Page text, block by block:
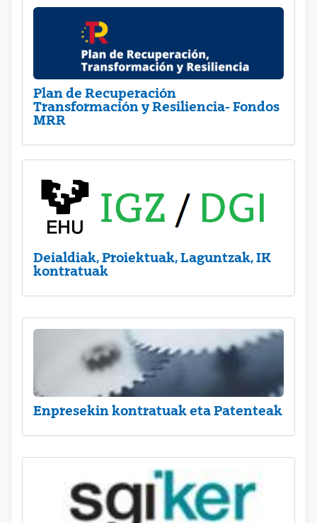
Plan de Recuperación
Transformación y Resiliencia- Fondos
MRR
Deialdiak, Proiektuak, Laguntzak, IK
kontratuak
Enpresekin kontratuak eta Patenteak